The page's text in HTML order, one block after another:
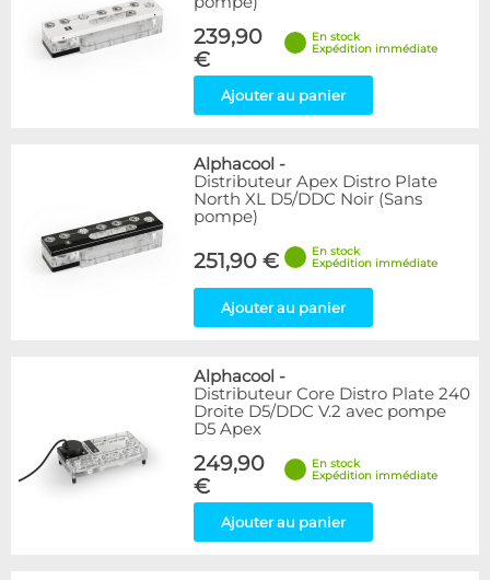
239,90
€
En stock
Expédition immédiate
Ajouter au panier
Alphacool -
Distributeur Apex Distro Plate
North XL D5/DDC Noir (Sans
pompe)
251,90 €
En stock
Expédition immédiate
Ajouter au panier
Alphacool -
Distributeur Core Distro Plate 240
Droite D5/DDC V.2 avec pompe
D5 Apex
249,90
€
En stock
Expédition immédiate
Ajouter au panier